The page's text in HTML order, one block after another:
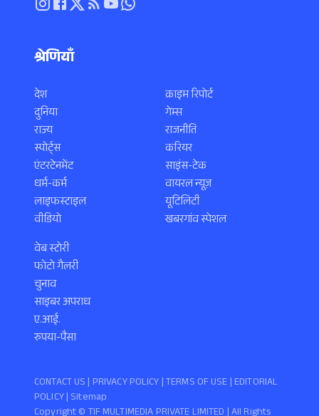
श्रेणियाँ
देश
दुनिया
राज्य
स्पोर्ट्स
एंटरटेनमेंट
धर्म-कर्म
लाइफस्टाइल
वीडियो
क्राइम रिपोर्ट
गेम्स
राजनीति
करियर
साइंस-टेक
वायरल न्यूज़
यूटिलिटी
खबरगांव स्पेशल
वेब स्टोरी
फोटो गैलरी
चुनाव
साइबर अपराध
ए.आई.
रुपया-पैसा
CONTACT US | PRIVACY POLICY |TERMS OF USE | EDITORIAL
POLICY| Sitemap